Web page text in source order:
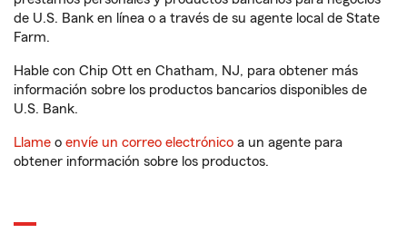
de U.S. Bank en línea o a través de su agente local de State
Farm.
Hable con Chip Ott en Chatham, NJ, para obtener más
información sobre los productos bancarios disponibles de
U.S. Bank.
Llame o envíe un correo electrónico a un agente para
obtener información sobre los productos.